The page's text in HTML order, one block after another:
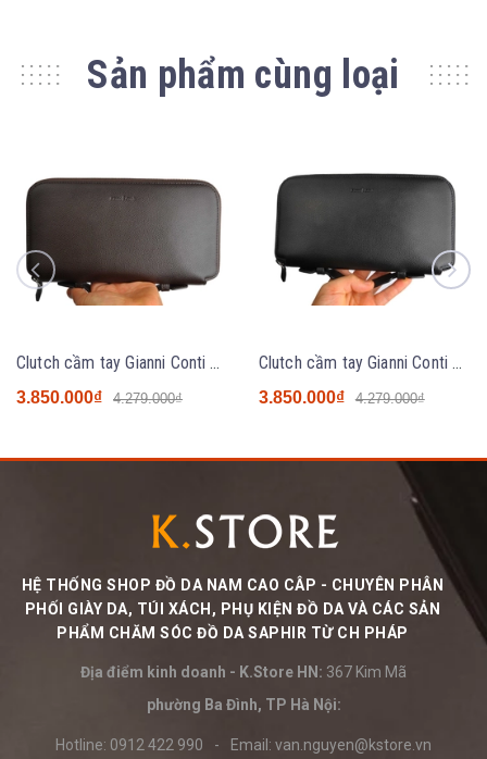
Sản phẩm cùng loại
Clutch cầm tay Gianni Conti VP0400-215 Coffee
3.850.000₫ 4.279.000₫
Clutch cầm tay Gianni Conti VP0400-215 Black
3.850.000₫ 4.279.000₫
HỆ THỐNG SHOP ĐỒ DA NAM CAO CÂP - CHUYÊN PHÂN
PHỐI GIÀY DA, TÚI XÁCH, PHỤ KIỆN ĐỒ DA VÀ CÁC SẢN
PHẨM CHĂM SÓC ĐỒ DA SAPHIR TỪ CH PHÁP
Địa điểm kinh doanh - K.Store HN: 367 Kim Mã
phường Ba Đình, TP Hà Nội:
Hotline: 0912 422 990 - Email: van.nguyen@kstore.vn